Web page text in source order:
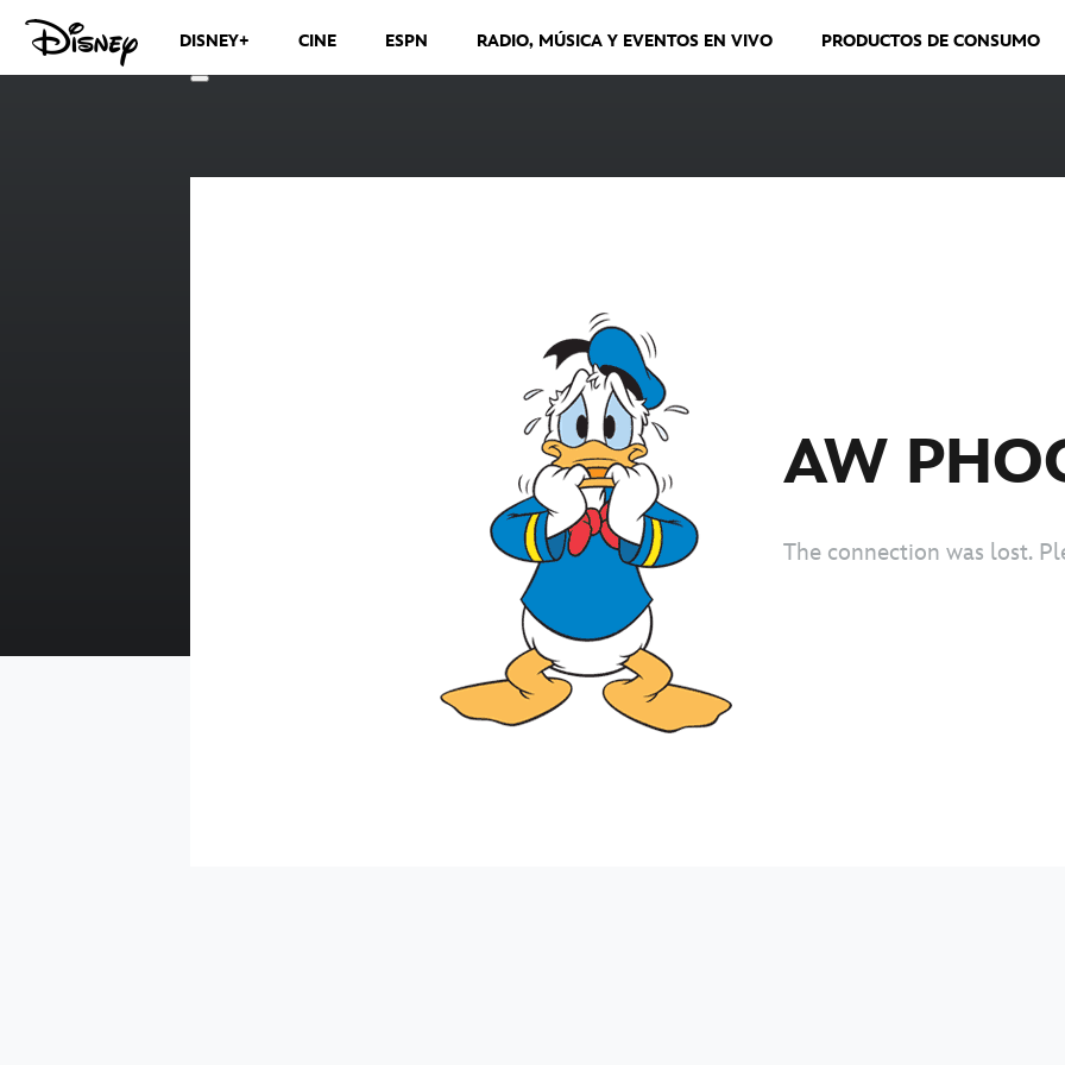
DISNEY+ CINE ESPN RADIO, MÚSICA Y EVENTOS EN VIVO PRODUCTOS DE CONSUMO
AW
The connection was lost.